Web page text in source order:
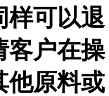
样可以退
客户在操
他原料或